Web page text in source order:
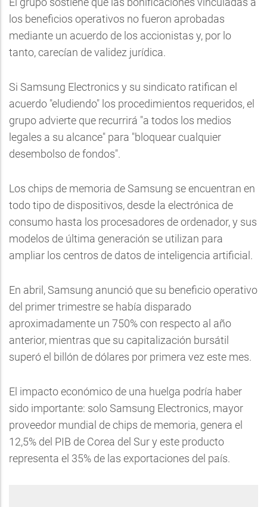
los beneficios operativos no fueron aprobadas
mediante un acuerdo de los accionistas y, por lo
tanto, carecían de validez jurídica.
Si Samsung Electronics y su sindicato ratifican el
acuerdo "eludiendo" los procedimientos requeridos, el
grupo advierte que recurrirá "a todos los medios
legales a su alcance" para "bloquear cualquier
desembolso de fondos".
Los chips de memoria de Samsung se encuentran en
todo tipo de dispositivos, desde la electrónica de
consumo hasta los procesadores de ordenador, y sus
modelos de última generación se utilizan para
ampliar los centros de datos de inteligencia artificial.
En abril, Samsung anunció que su beneficio operativo
del primer trimestre se había disparado
aproximadamente un 750% con respecto al año
anterior, mientras que su capitalización bursátil
superó el billón de dólares por primera vez este mes.
El impacto económico de una huelga podría haber
sido importante: solo Samsung Electronics, mayor
proveedor mundial de chips de memoria, genera el
12,5% del PIB de Corea del Sur y este producto
representa el 35% de las exportaciones del país.